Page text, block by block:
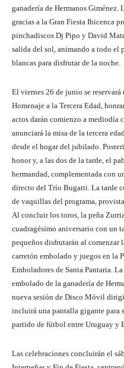
ganadería de Hermanos Giménez.
gracias a la Gran Fiesta Ibicenca
pinchadiscos Dj Pipo y David
salida del sol, animando a todo el
blancas para disfrutar de la noche.
El viernes 26 de junio se
Homenaje a la Tercera Edad,
actos darán comienzo a mediodía
anunciará la misa de la tercera
desde el hogar del jubilado.
honor y, a las dos de la tarde, el
hermandad, complementada con
directo del Trío Bugatti. La tarde
de vaquillas del programa,
Al concluir los toros, la peña
cuadragésimo aniversario con un
pequeños disfrutarán al
carretón embolado y juegos en la
Emboladores de Santa Pantaria.
embolado de la ganadería de
nueva sesión de Disco Móvil
incluirá una pantalla gigante para
partido de fútbol entre Uruguay y
Las celebraciones concluirán el